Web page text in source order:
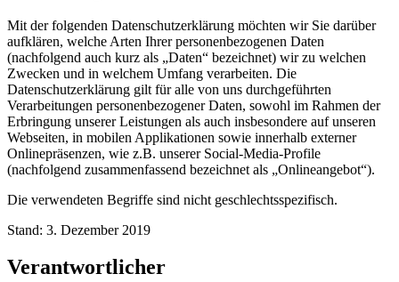
Mit der folgenden Datenschutzerklärung möchten wir Sie darüber
aufklären, welche Arten Ihrer personenbezogenen Daten
(nachfolgend auch kurz als „Daten“ bezeichnet) wir zu welchen
Zwecken und in welchem Umfang verarbeiten. Die
Datenschutzerklärung gilt für alle von uns durchgeführten
Verarbeitungen personenbezogener Daten, sowohl im Rahmen der
Erbringung unserer Leistungen als auch insbesondere auf unseren
Webseiten, in mobilen Applikationen sowie innerhalb externer
Onlinepräsenzen, wie z.B. unserer Social-Media-Profile
(nachfolgend zusammenfassend bezeichnet als „Onlineangebot“).
Die verwendeten Begriffe sind nicht geschlechtsspezifisch.
Stand: 3. Dezember 2019
Verantwortlicher